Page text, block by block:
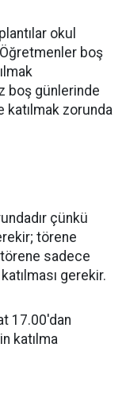
okul
boş
boş günlerinde
katılmak zorunda
çünkü
törene
sadece
gerekir.
17.00'dan
katılma